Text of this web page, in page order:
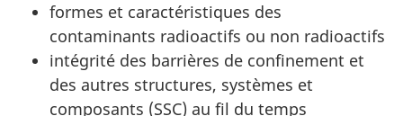
formes et caractéristiques des
contaminants radioactifs ou non radioactifs
intégrité des barrières de confinement et
des autres structures, systèmes et
composants (SSC) au fil du temps